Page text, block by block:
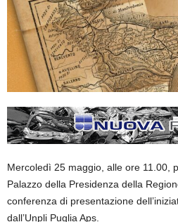
Palazzo della Presidenza della
conferenza di presentazione
dall’Unpli Puglia Aps.